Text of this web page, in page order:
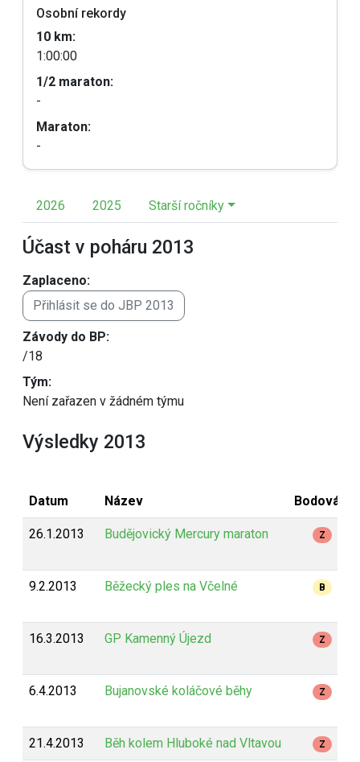
Osobní rekordy
10 km:
1:00:00
1/2 maraton:
-
Maraton:
-
2026 2025 Starší ročníky
Účast v poháru 2013
Zaplaceno:
Přihlásit se do JBP 2013
Závody do BP:
/18
Tým:
Není zařazen v žádném týmu
Výsledky 2013
Datum Název Bodování
26.1.2013 Budějovický Mercury maraton Z
9.2.2013 Běžecký ples na Včelné B
16.3.2013 GP Kamenný Újezd Z
6.4.2013 Bujanovské koláčové běhy Z
21.4.2013 Běh kolem Hluboké nad Vltavou Z